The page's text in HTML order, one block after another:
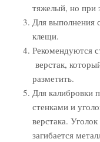
тяжелый, но при
Для выполнения
клещи.
Рекомендуются
верстак,
разметить.
Для калибровки
стенками и
верстака.
загибается